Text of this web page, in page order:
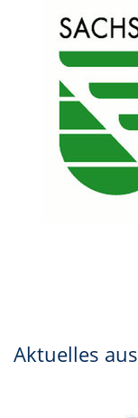
Aktuelles